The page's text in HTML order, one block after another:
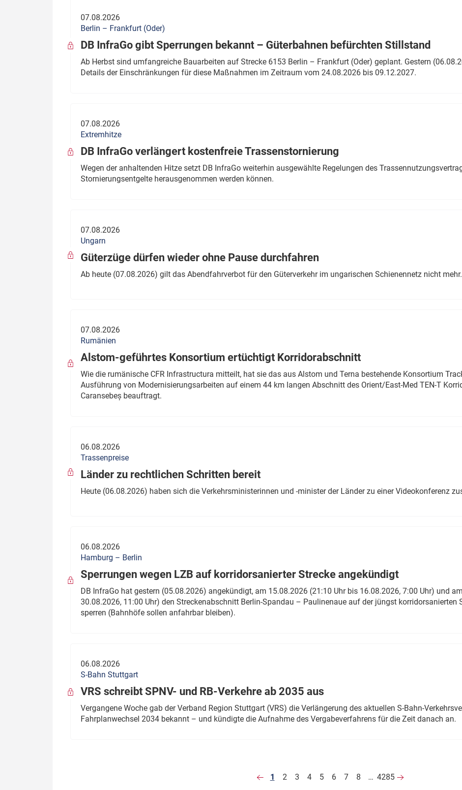
07.08.2026
Berlin – Frankfurt (Oder)
DB InfraGo gibt Sperrungen bekannt – Güterbahnen befürchten Stillstand
Ab Herbst sind umfangreiche Bauarbeiten auf Strecke 6153 Berlin – Frankfurt (Oder) geplant. Gestern
Details der Einschränkungen für diese Maßnahmen im Zeitraum vom 24.08.2026 bis 09.12.2027.
07.08.2026
Extremhitze
DB InfraGo verlängert kostenfreie Trassenstornierung
Wegen der anhaltenden Hitze setzt DB InfraGo weiterhin ausgewählte Regelungen des
Stornierungsentgelte herausgenommen werden können.
07.08.2026
Ungarn
Güterzüge dürfen wieder ohne Pause durchfahren
Ab heute (07.08.2026) gilt das Abendfahrverbot für den Güterverkehr im ungarischen Schienennetz nicht mehr.
07.08.2026
Rumänien
Alstom-geführtes Konsortium ertüchtigt Korridorabschnitt
Wie die rumänische CFR Infrastructura mitteilt, hat sie das aus Alstom und Terna bestehende Konsortium
Ausführung von Modernisierungsarbeiten auf einem 44 km langen Abschnitt des Orient/East-Med TEN-T
Caransebeș beauftragt.
06.08.2026
Trassenpreise
Länder zu rechtlichen Schritten bereit
Heute (06.08.2026) haben sich die Verkehrsministerinnen und -minister der Länder zu einer Videokonferenz
06.08.2026
Hamburg – Berlin
Sperrungen wegen LZB auf korridorsanierter Strecke angekündigt
DB InfraGo hat gestern (05.08.2026) angekündigt, am 15.08.2026 (21:10 Uhr bis 16.08.2026, 7:00 Uhr) und
30.08.2026, 11:00 Uhr) den Streckenabschnitt Berlin-Spandau – Paulinenaue auf der jüngst korridorsanierten
sperren (Bahnhöfe sollen anfahrbar bleiben).
06.08.2026
S-Bahn Stuttgart
VRS schreibt SPNV- und RB-Verkehre ab 2035 aus
Vergangene Woche gab der Verband Region Stuttgart (VRS) die Verlängerung des aktuellen S-Bahn-
Fahrplanwechsel 2034 bekannt – und kündigte die Aufnahme des Vergabeverfahrens für die Zeit danach an.
1 2 3 4 5 6 7 8 … 4285